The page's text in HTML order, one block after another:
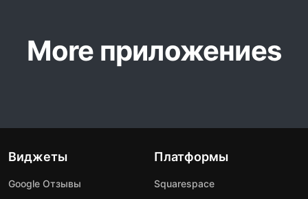
More приложениеs
Виджеты
Google Отзывы
Платформы
Squarespace